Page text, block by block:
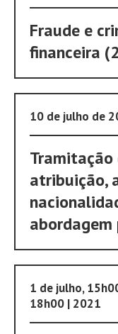
Fraude e
financeira
10 de julho de
Tramitação
atribuição,
1 de julho,
18h00 | 2021